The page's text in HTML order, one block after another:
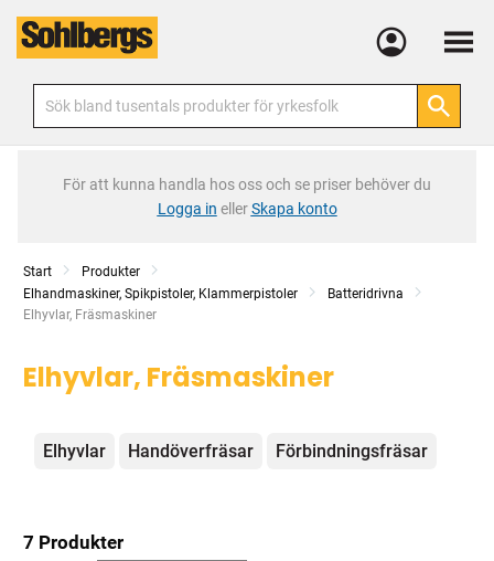
Meny
För att kunna handla hos oss och se priser behöver du
Logga in ellerSkapa konto
Start
Produkter
Elhandmaskiner, Spikpistoler, Klammerpistoler
Batteridrivna
Current:
Elhyvlar, Fräsmaskiner
Elhyvlar, Fräsmaskiner
Kategorier
Elhyvlar Handöverfräsar Förbindningsfräsar
7 Produkter